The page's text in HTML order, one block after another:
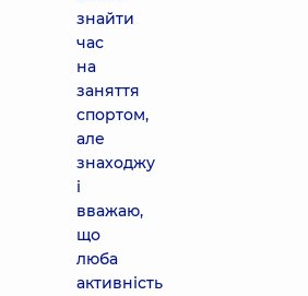
знайти
час
на
заняття
спортом,
але
знаходжу
і
вважаю,
що
люба
активність